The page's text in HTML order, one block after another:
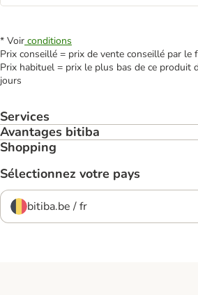
* Voir conditions
Prix conseillé = prix de vente conseillé par le
Prix habituel = prix le plus bas de ce produit
jours
Services
Avantages bitiba
Shopping
Sélectionnez votre pays
bitiba.be / fr